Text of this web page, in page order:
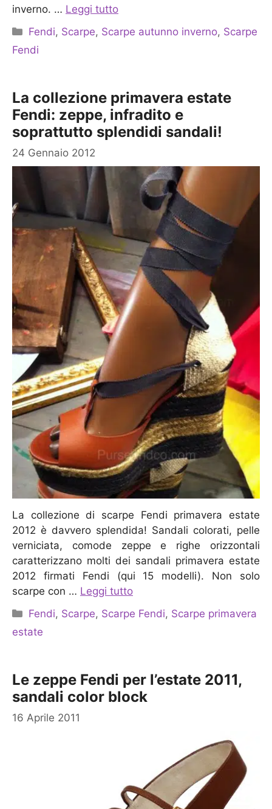
inverno. … Leggi tutto
Categorie
Fendi, Scarpe, Scarpe autunno inverno, Scarpe
Fendi
La collezione primavera estate
Fendi: zeppe, infradito e
soprattutto splendidi sandali!
24 Gennaio 2012
La collezione di scarpe Fendi primavera estate
2012 è davvero splendida! Sandali colorati, pelle
verniciata, comode zeppe e righe orizzontali
caratterizzano molti dei sandali primavera estate
2012 firmati Fendi (qui 15 modelli). Non solo
scarpe con … Leggi tutto
Categorie
Fendi, Scarpe, Scarpe Fendi, Scarpe primavera
estate
Le zeppe Fendi per l’estate 2011,
sandali color block
16 Aprile 2011